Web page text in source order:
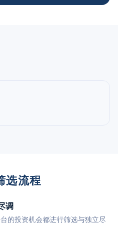
选流程
调
的投资机会都进行筛选与独立尽